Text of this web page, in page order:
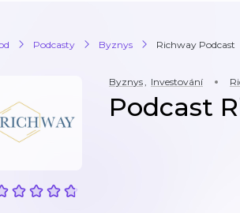
Podcasty Byznys Richway Podcast
Byznys, Investování
Podcast